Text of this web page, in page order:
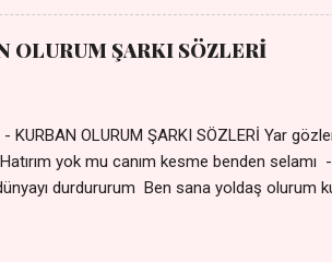
Sessiz ve kederli
OLURUM ŞARKI SÖZLERİ
- KURBAN OLURUM ŞARKI SÖZLERİ Yar
yok mu canım kesme benden selamı
durdururum Ben sana yoldaş olurum
cananım Yar gözlerin kara mı? Şu